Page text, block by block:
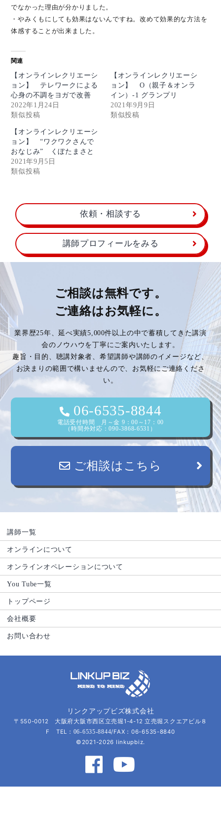
でなかった理由が分かりました。
・やみくもにしても効果はないんですね。改めて効果的な方法を
体感することが出来ました。
関連
【オンラインレクリエーシ
ョン】 テレワークによる
心身の不調をヨガで改善
2022年1月24日
類似投稿
【オンラインレクリエーシ
ョン】 O（親子＆オンラ
イン）-1 グランプリ
2021年9月9日
類似投稿
【オンラインレクリエーシ
ョン】 “ワクワクさんで
おなじみ” くぼたまさと
2021年9月5日
類似投稿
依頼・相談する
講師プロフィールをみる
ご相談は無料です。
ご連絡はお気軽に。
業界歴25年、延べ実績5,000件以上の中で蓄積してきた講演
会のノウハウを丁寧にご案内いたします。
趣旨・目的、聴講対象者、希望講師や講師のイメージなど、
お決まりの範囲で構いませんので、お気軽にご連絡くださ
い。
06-6535-8844
電話受付時間 月～金 9：00～17：00
（時間外対応：090-3868-6531）
ご相談はこちら
講師一覧
オンラインについて
オンラインオペレーションについて
You Tube一覧
トップページ
会社概要
お問い合わせ
リンクアップビズ株式会社
〒550-0012 大阪府大阪市西区立売堀1-4-12 立売堀スクエアビル８
F TEL： 06-6535-8844/FAX：06-6535-8840
©2021-2026 linkupbiz.